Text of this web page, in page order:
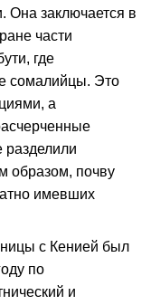
Она заключается в
части
где
сомалийцы. Это
а
образом, почву
имевших
с Кенией был
по
и